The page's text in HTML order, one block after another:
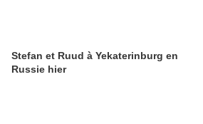
Stefan et Ruud à Yekaterinburg‬ en
Russie hier